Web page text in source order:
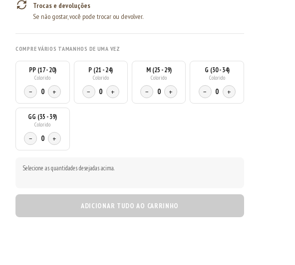
Trocas e devoluções
Se não gostar, você pode trocar ou devolver.
COMPRE VÁRIOS TAMANHOS DE UMA VEZ
PP (17 - 20)
Colorido
− 0 +
P (21 - 24)
Colorido
− 0 +
M (25 - 29)
Colorido
− 0 +
G (30 - 34)
Colorido
− 0 +
GG (35 - 39)
Colorido
− 0 +
Selecione as quantidades desejadas acima.
ADICIONAR TUDO AO CARRINHO